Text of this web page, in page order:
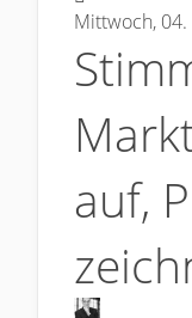
Mittwoch,
auf,